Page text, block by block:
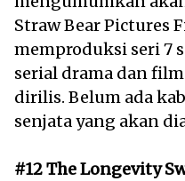
Straw Bear Pictures
memproduksi seri 7
serial drama dan
dirilis. Belum ada
senjata yang akan
#12 The Longevity